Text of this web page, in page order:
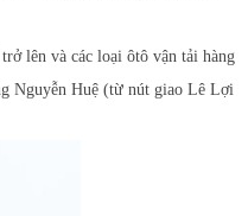
lên và các loại ôtô vận tải hàng
Nguyễn Huệ (từ nút giao Lê Lợi